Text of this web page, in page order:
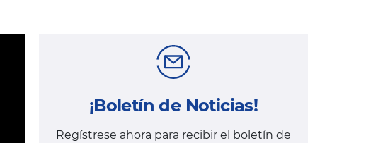
¡Boletín de Noticias!
Regístrese ahora para recibir el boletín de